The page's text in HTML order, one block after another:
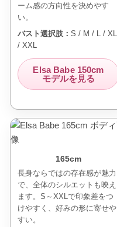
ーム感の方向性を決めやす
い。
バスト選択肢： S / M / L / XL
/ XXL
Elsa Babe 150cm
モデルを見る
165cm
長身ならではの存在感が魅力
で、全体のシルエットも映え
ます。S～XXLで印象差をつ
けやすく、好みの形に寄せや
すい。